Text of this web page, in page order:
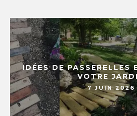
IDÉES DE PASSERELLES
VOTRE
7 JUIN 2026